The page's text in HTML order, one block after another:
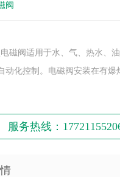
阀
磁阀适用于水、气、热水、
动化控制。电磁阀安装在有爆
服务热线：